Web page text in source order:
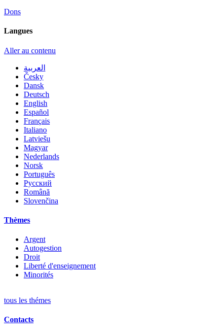
Dons
Langues
Aller au contenu
العربية
Česky
Dansk
Deutsch
English
Español
Français
Italiano
Latviešu
Magyar
Nederlands
Norsk
Português
Русский
Română
Slovenčina
Thèmes
Argent
Autogestion
Droit
Liberté d'enseignement
Minorités
tous les thémes
Contacts